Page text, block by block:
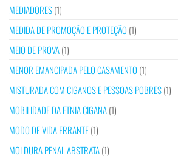
MEDIADORES(1)
MEDIDA DE PROMOÇÃO E PROTEÇÃO (1)
MEIO DE PROVA(1)
MENOR EMANCIPADA PELO CASAMENTO (1)
MISTURADA COM CIGANOS E PESSOAS POBRES(1)
MOBILIDADE DA ETNIA CIGANA(1)
MODO DE VIDA ERRANTE(1)
MOLDURA PENAL ABSTRATA(1)